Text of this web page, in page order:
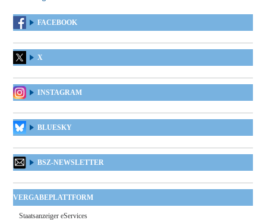
FACEBOOK
X
INSTAGRAM
BLUESKY
BSZ-NEWSLETTER
VERGABEPLATTFORM
Staatsanzeiger eServices